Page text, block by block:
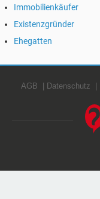
Immobilienkäufer
Existenzgründer
Ehegatten
AGB Datenschutz